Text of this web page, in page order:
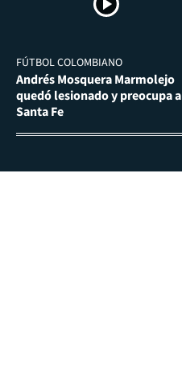
FÚTBOL COLOMBIANO
Andrés Mosquera Marmolejo
quedó lesionado y preocupa a
Santa Fe